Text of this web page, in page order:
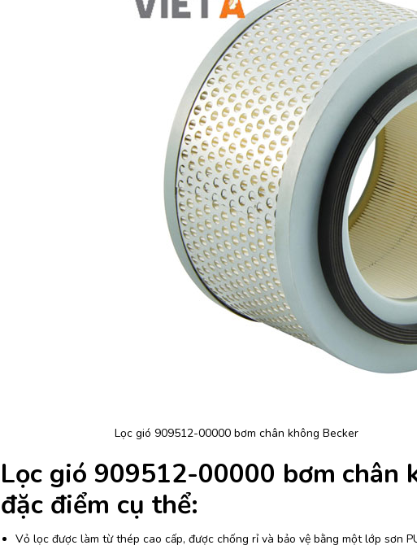
Lọc gió 909512-00000 bơm chân không Becker
Lọc gió 909512-00000 bơm chân
đặc điểm cụ thể:
Vỏ lọc được làm từ thép cao cấp, được chống rỉ và bảo vệ bằng một lớp sơn